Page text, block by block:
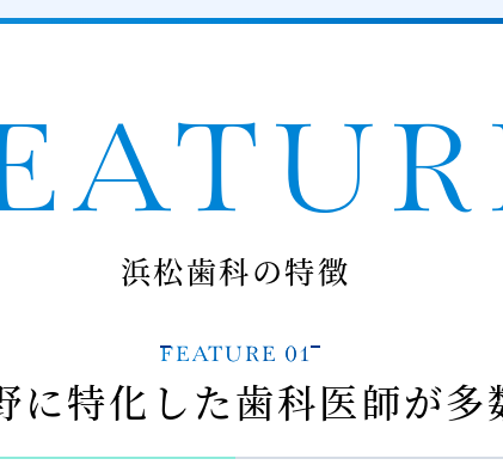
となっております。
、何卒ご理解のほどよろしくお願い申し上げます。
う、心よりお祈り申し上げます。
しくお願い申し上げます。
よろしくお願いいたします。
浜松歯科の特徴
FEATURE 01
に特化した歯科医師が多